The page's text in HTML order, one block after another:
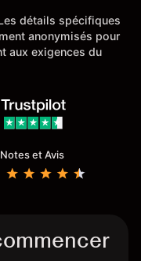
détails spécifiques
anonymisés pour
aux exigences du
Notes et Avis